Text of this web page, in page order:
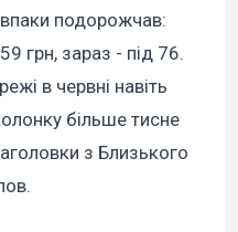
подорожчав:
грн, зараз - під 76.
в червні навіть
більше тисне
з Близького